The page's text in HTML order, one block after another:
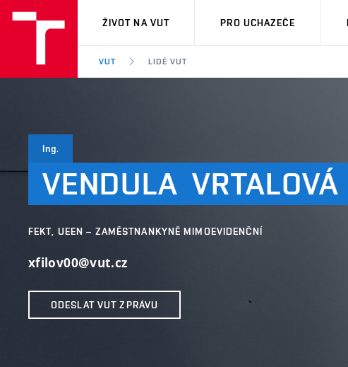
VUT
ŽIVOT NA VUT PRO UCHAZEČE
VUT LIDÉ VUT
Ing.
VENDULA VRTALOVÁ
FEKT, UEEN – ZAMĚSTNANKYNĚ MIMOEVIDENČNÍ
xfilov00@vut.cz
ODESLAT VUT ZPRÁVU